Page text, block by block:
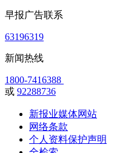
早报广告联系
63196319
新闻热线
1800-7416388
或 92288736
新报业媒体网站
网络条款
个人资料保护声明